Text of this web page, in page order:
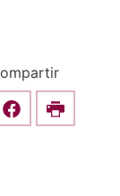
Share this on
Print